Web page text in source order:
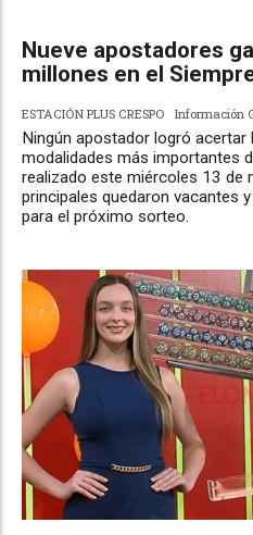
Nueve apostadores
millones en el
ESTACIÓN PLUS CRESPO Información
Ningún apostador logró
modalidades más importantes
realizado este miércoles 13 de
principales quedaron vacantes
para el próximo sorteo.